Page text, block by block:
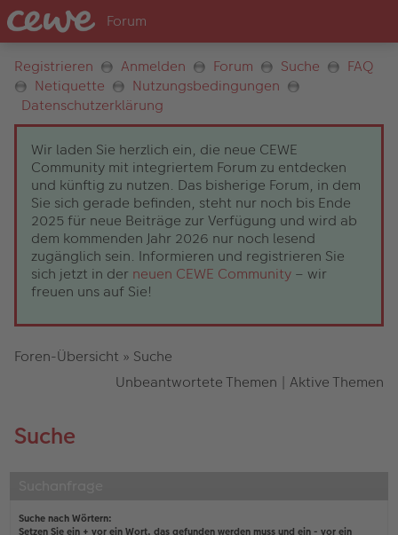
Registrieren Anmelden Forum Suche
FAQ
Netiquette
Nutzungsbedingungen
Datenschutzerklärung
Wir laden Sie herzlich ein, die neue CEWE
Community mit integriertem Forum zu entdecken
und künftig zu nutzen. Das bisherige Forum, in dem
Sie sich gerade befinden, steht nur noch bis Ende
2025 für neue Beiträge zur Verfügung und wird ab
dem kommenden Jahr 2026 nur noch lesend
zugänglich sein. Informieren und registrieren Sie
sich jetzt in der neuen CEWE Community – wir
freuen uns auf Sie!
Foren-Übersicht » Suche
Unbeantwortete Themen | Aktive Themen
Suche
Suche nach Wörtern:
Setzen Sie ein + vor ein Wort, das gefunden werden muss und ein - vor ein